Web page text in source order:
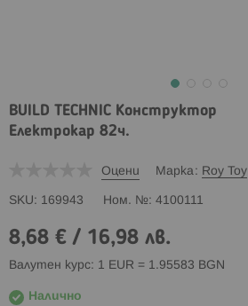
BUILD TECHNIC Конструктор
Електрокар 82ч.
Оцени Марка Roy Toy
SKU 169943 Ном. № 4100111
8,68 € / 16,98 лв.
Валутен курс: 1 EUR = 1.95583 BGN
Налично